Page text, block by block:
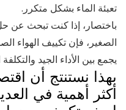
تعبئة الماء بشكل متكرر.
باختصار، إذا كنت تبحث عن
الصغير، فإن تكييف الهواء
يجمع بين الأداء الجيد
بهذا نستنتج أن
أكثر أهمية في